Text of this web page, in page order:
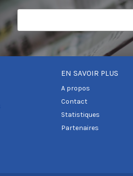
EN SAVOIR PLUS
A propos
Contact
Statistiques
Partenaires